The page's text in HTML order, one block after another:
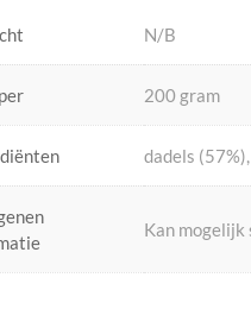
N/B
200 gram
dadels
Kan mogelijk